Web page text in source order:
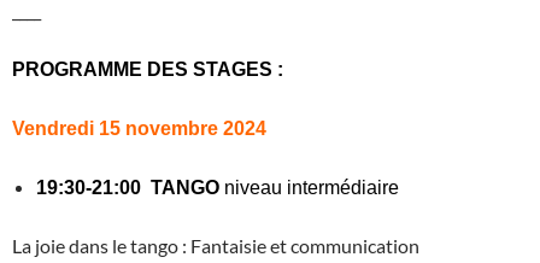
PROGRAMME DES STAGES :
Vendredi 15 novembre 2024
19:30-21:00 TANGO niveau intermédiaire
La joie dans le tango : Fantaisie et communication